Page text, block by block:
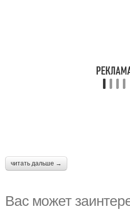
читать дальше →
Вас может